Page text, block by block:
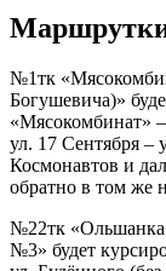
№1тк
Богушевича)»
«Мясокомбинат»
ул. 17 Сентября –
Космонавтов и
обратно в том же
№22тк «Ольшанка
№3» будет